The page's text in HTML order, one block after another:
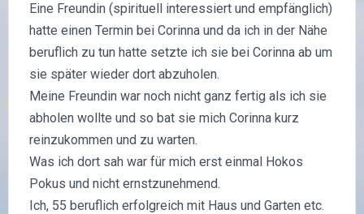
Eine Freundin (spirituell interessiert und empfänglich)
hatte einen Termin bei Corinna und da ich in der Nähe
beruflich zu tun hatte setzte ich sie bei Corinna ab um
sie später wieder dort abzuholen.
Meine Freundin war noch nicht ganz fertig als ich sie
abholen wollte und so bat sie mich Corinna kurz
reinzukommen und zu warten.
Was ich dort sah war für mich erst einmal Hokos
Pokus und nicht ernstzunehmend.
Ich, 55 beruflich erfolgreich mit Haus und Garten etc.